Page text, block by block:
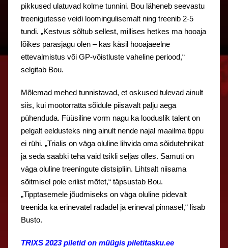
pikkused ulatuvad kolme tunnini. Bou läheneb seevastu
treenigutesse veidi loomingulisemalt ning treenib 2-5
tundi. „Kestvus sõltub sellest, millises hetkes ma hooaja
lõikes parasjagu olen – kas käsil hooajaeelne
ettevalmistus või GP-võistluste vaheline periood,“
selgitab Bou.
Mõlemad mehed tunnistavad, et oskused tulevad ainult
siis, kui mootorratta sõidule piisavalt palju aega
pühenduda. Füüsiline vorm nagu ka looduslik talent on
pelgalt eeldusteks ning ainult nende najal maailma tippu
ei rühi. „Trialis on väga oluline lihvida oma sõidutehnikat
ja seda saabki teha vaid tsikli seljas olles. Samuti on
väga oluline treeningute distsipliin. Lihtsalt niisama
sõitmisel pole erilist mõtet,“ täpsustab Bou.
„Tipptasemele jõudmiseks on väga oluline pidevalt
treenida ka erinevatel radadel ja erineval pinnasel,“ lisab
Busto.
TRIXS 2023 piletid on müügis piletitasku.ee